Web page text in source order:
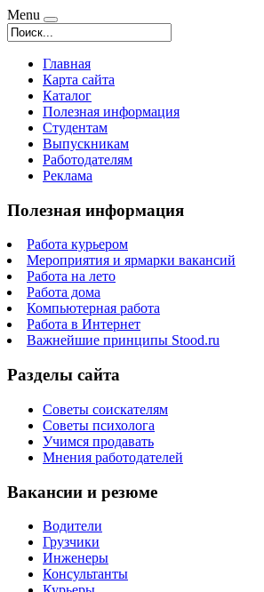
Menu
Главная
Карта сайта
Каталог
Полезная информация
Студентам
Выпускникам
Работодателям
Реклама
Полезная информация
Работа курьером
Мероприятия и ярмарки вакансий
Работа на лето
Работа дома
Компьютерная работа
Работа в Интернет
Важнейшие принципы Stood.ru
Разделы сайта
Советы соискателям
Советы психолога
Учимся продавать
Мнения работодателей
Вакансии и резюме
Водители
Грузчики
Инженеры
Консультанты